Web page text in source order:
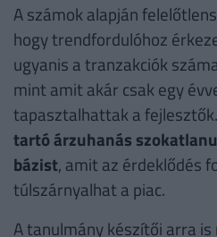
A számok alapján
hogy trendfordulóhoz
ugyanis a tranzakciók
mint amit akár csak egy
tapasztalhattak a
tartó árzuhanás
bázist, amit az érdeklődés
túlszárnyalhat a piac.
A tanulmány készítői arra